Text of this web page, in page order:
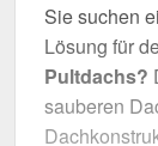
Sie suchen
Lösung für
Pultdachs?
sauberen